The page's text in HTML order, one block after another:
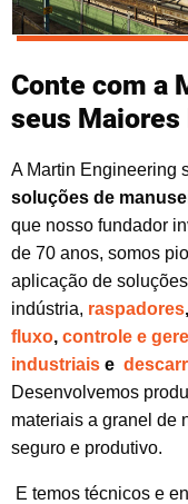
Transporte de
Conte com a
seus Maiores
A Martin Engineering
soluções de
que nosso fundador
de 70 anos, somos
aplicação de
indústria, raspadores,
fluxo, controle e
industriais e
Desenvolvemos
materiais a granel de
seguro e produtivo.
E temos técnicos e